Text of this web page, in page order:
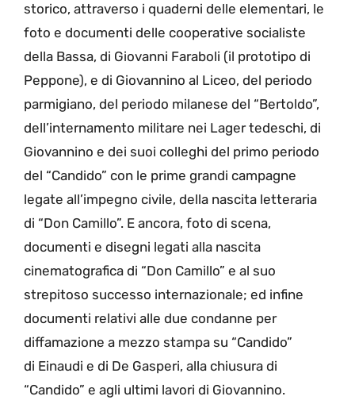
storico, attraverso i quaderni delle elementari, le
foto e documenti delle cooperative socialiste
della Bassa, di Giovanni Faraboli (il prototipo di
Peppone), e di Giovannino al Liceo, del periodo
parmigiano, del periodo milanese del “Bertoldo”,
dell’internamento militare nei Lager tedeschi, di
Giovannino e dei suoi colleghi del primo periodo
del “Candido” con le prime grandi campagne
legate all’impegno civile, della nascita letteraria
di “Don Camillo”. E ancora, foto di scena,
documenti e disegni legati alla nascita
cinematografica di “Don Camillo” e al suo
strepitoso successo internazionale; ed infine
documenti relativi alle due condanne per
diffamazione a mezzo stampa su “Candido”
di Einaudi e di De Gasperi, alla chiusura di
“Candido” e agli ultimi lavori di Giovannino.